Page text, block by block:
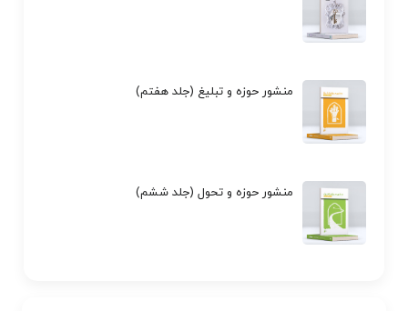
منشور حوزه و تبلیغ (جلد هفتم)
منشور حوزه و تحول (جلد ششم)